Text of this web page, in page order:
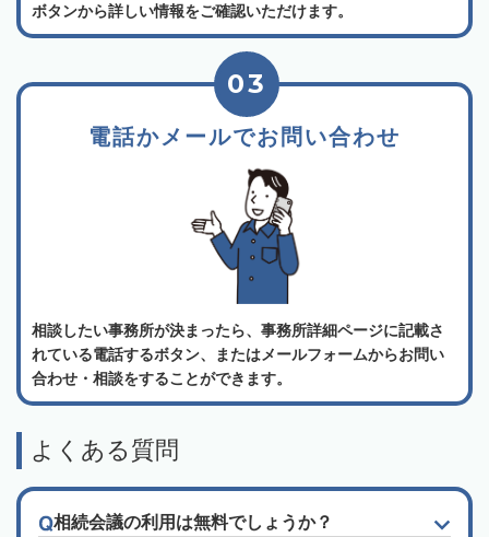
ボタンから詳しい情報をご確認いただけます。
電話かメールでお問い合わせ
03
相談したい事務所が決まったら、事務所詳細ページに記載さ
れている電話するボタン、またはメールフォームからお問い
合わせ・相談をすることができます。
よくある質問
相続会議の利用は無料でしょうか？